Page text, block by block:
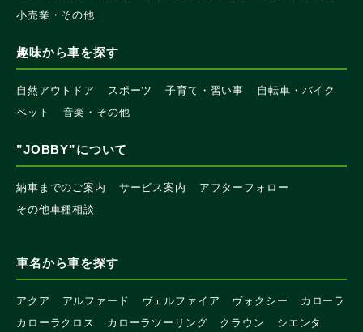
小売業・その他
趣味から車を探す
自然アウトドア スポーツ 子育て・習い事
自転車・バイク
ペット
音楽・その他
”JOBBY”について
納車までのご案内 サービス案内
アフターフォロー
その他車種相談
車名から車を探す
アクア アルファード ヴェルファイア ヴォクシー
カローラ
カローラクロス
カローラツーリング クラウン
シエンタ